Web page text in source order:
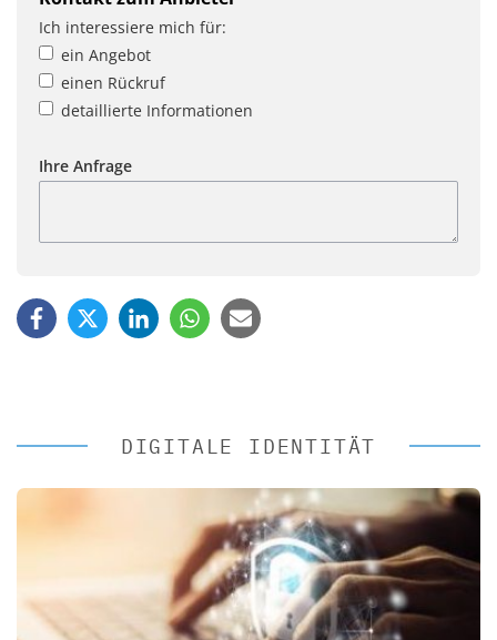
Ich interessiere mich für:
ein Angebot
einen Rückruf
detaillierte Informationen
Ihre Anfrage
DIGITALE IDENTITÄT